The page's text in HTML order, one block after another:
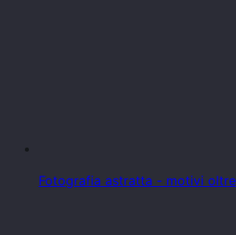
Fotografia astratta - motivi